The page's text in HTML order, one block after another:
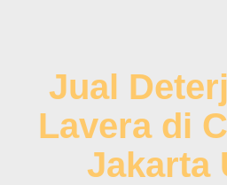
Jual
Lavera di
Jakarta